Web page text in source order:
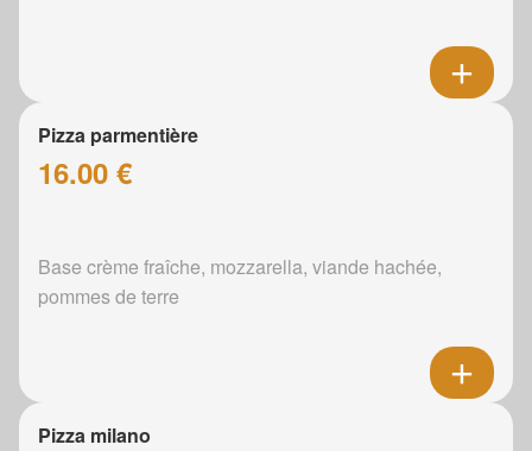
Pizza parmentière
16.00 €
Base crème fraîche, mozzarella, viande hachée,
pommes de terre
Pizza milano